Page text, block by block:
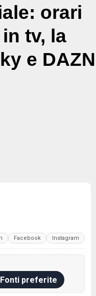
orari
tv, la
e DAZN
Facebook Instagram
Fonti preferite